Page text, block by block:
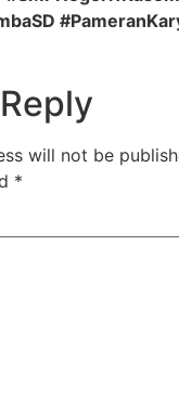
will not be
*